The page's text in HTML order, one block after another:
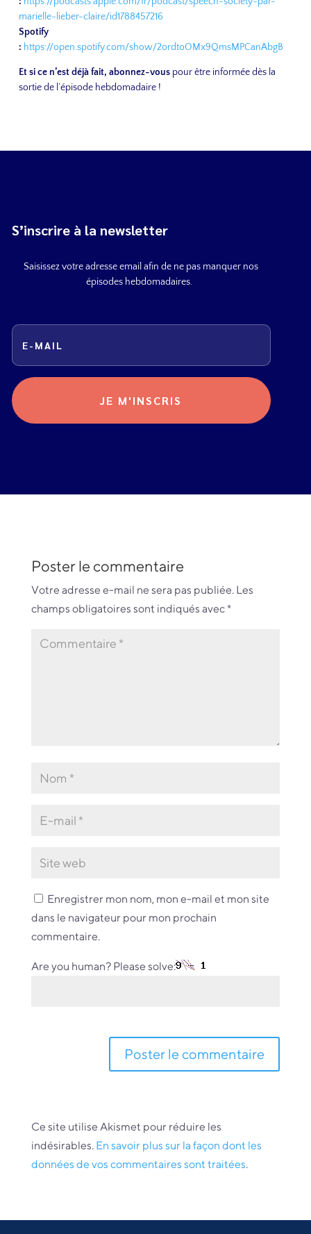
marielle-lieber-claire/id1788457216
Spotify
: https://open.spotify.com/show/2ordtoOMx9QmsMPCanAbgB
Et si ce n’est déjà fait, abonnez-vous pour être informée dès la
sortie de l’épisode hebdomadaire !
S’inscrire à la newsletter
Saisissez votre adresse email afin de ne pas manquer nos
épisodes hebdomadaires.
JE M'INSCRIS
Poster le commentaire
Votre adresse e-mail ne sera pas publiée. Les
champs obligatoires sont indiqués avec*
Enregistrer mon nom, mon e-mail et mon site
dans le navigateur pour mon prochain
commentaire.
Are you human? Please solve:
Ce site utilise Akismet pour réduire les
indésirables. En savoir plus sur la façon dont les
données de vos commentaires sont traitées.